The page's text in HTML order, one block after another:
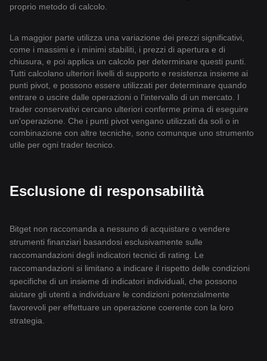
proprio metodo di calcolo.
La maggior parte utilizza una variazione dei prezzi significativi,
come i massimi e i minimi stabiliti, i prezzi di apertura e di
chiusura, e poi applica un calcolo per determinare questi punti.
Tutti calcolano ulteriori livelli di supporto e resistenza insieme ai
punti pivot, e possono essere utilizzati per determinare quando
entrare o uscire dalle operazioni o l'intervallo di un mercato. I
trader conservativi cercano ulteriori conferme prima di eseguire
un'operazione. Che i punti pivot vengano utilizzati da soli o in
combinazione con altre tecniche, sono comunque uno strumento
utile per ogni trader tecnico.
Esclusione di responsabilità
Bitget non raccomanda a nessuno di acquistare o vendere
strumenti finanziari basandosi esclusivamente sulle
raccomandazioni degli indicatori tecnici di rating. Le
raccomandazioni si limitano a indicare il rispetto delle condizioni
specifiche di un insieme di indicatori individuali, che possono
aiutare gli utenti a individuare le condizioni potenzialmente
favorevoli per effettuare un operazione coerente con la loro
strategia.